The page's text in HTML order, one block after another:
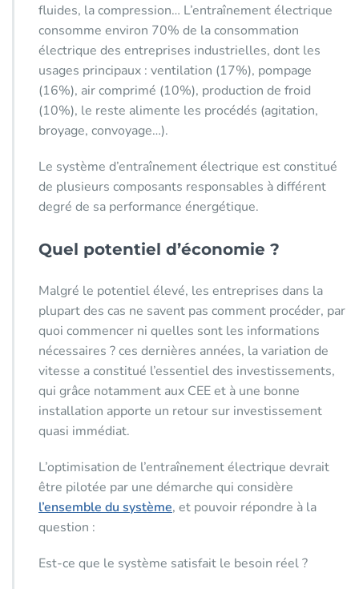
fluides, la compression… L’entraînement électrique
consomme environ 70% de la consommation
électrique des entreprises industrielles, dont les
usages principaux : ventilation (17%), pompage
(16%), air comprimé (10%), production de froid
(10%), le reste alimente les procédés (agitation,
broyage, convoyage…).
Le système d’entraînement électrique est constitué
de plusieurs composants responsables à différent
degré de sa performance énergétique.
Quel potentiel d’économie ?
Malgré le potentiel élevé, les entreprises dans la
plupart des cas ne savent pas comment procéder, par
quoi commencer ni quelles sont les informations
nécessaires ? ces dernières années, la variation de
vitesse a constitué l’essentiel des investissements,
qui grâce notamment aux CEE et à une bonne
installation apporte un retour sur investissement
quasi immédiat.
L’optimisation de l’entraînement électrique devrait
être pilotée par une démarche qui considère
l’ensemble du système, et pouvoir répondre à la
question :
Est-ce que le système satisfait le besoin réel ?